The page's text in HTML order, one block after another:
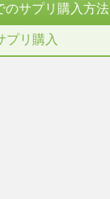
のサプリ購入方法
プリ購入